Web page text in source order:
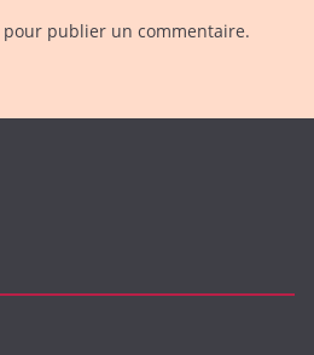
pour publier un commentaire.